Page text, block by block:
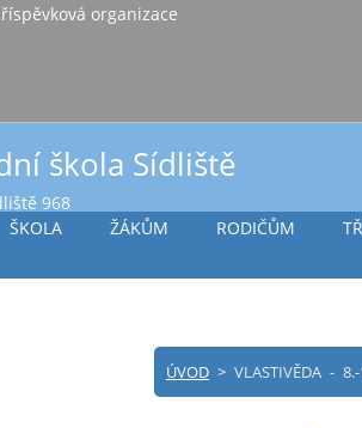
Vlašim,
škola Sídliště
968
ŠKOLA ŽÁKŮM RODIČŮM
ÚVOD >VLASTIVĚDA -